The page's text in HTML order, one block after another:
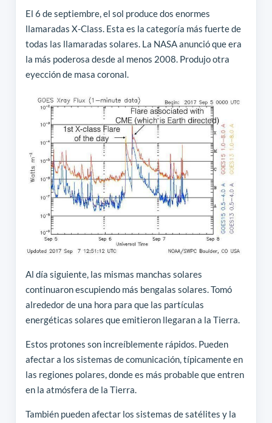
El 6 de septiembre, el sol produce dos enormes
llamaradas X-Class. Esta es la categoría más fuerte de
todas las llamaradas solares. La NASA anunció que era
la más poderosa desde al menos 2008. Produjo otra
eyección de masa coronal.
Al día siguiente, las mismas manchas solares
continuaron escupiendo más bengalas solares. Tomó
alrededor de una hora para que las partículas
energéticas solares que emitieron llegaran a la Tierra.
Estos protones son increíblemente rápidos. Pueden
afectar a los sistemas de comunicación, típicamente en
las regiones polares, donde es más probable que entren
en la atmósfera de la Tierra.
También pueden afectar los sistemas de satélites y la